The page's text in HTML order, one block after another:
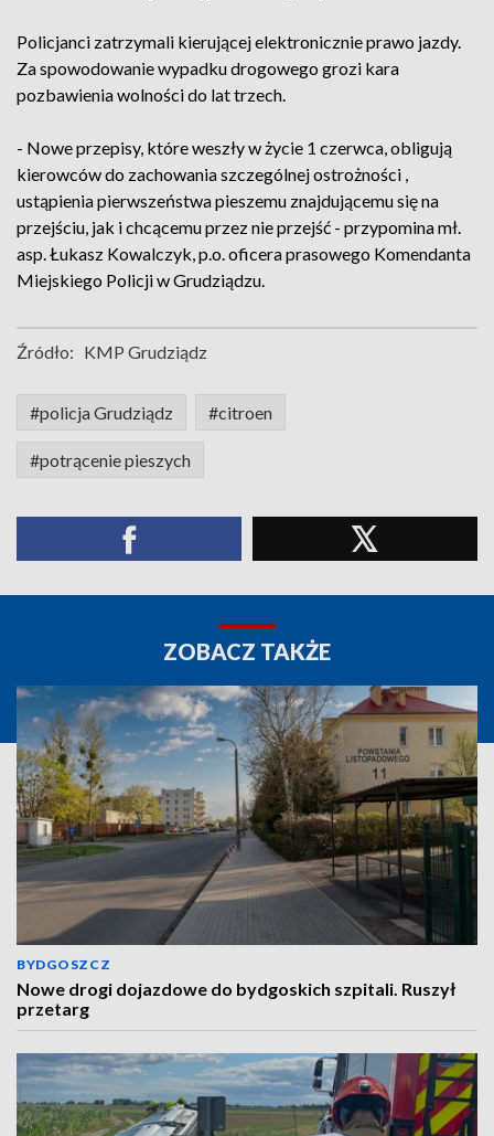
Policjanci zatrzymali kierującej elektronicznie prawo jazdy.
Za spowodowanie wypadku drogowego grozi kara
pozbawienia wolności do lat trzech.
- Nowe przepisy, które weszły w życie 1 czerwca, obligują
kierowców do zachowania szczególnej ostrożności ,
ustąpienia pierwszeństwa pieszemu znajdującemu się na
przejściu, jak i chcącemu przez nie przejść - przypomina mł.
asp. Łukasz Kowalczyk, p.o. oficera prasowego Komendanta
Miejskiego Policji w Grudziądzu.
Źródło: KMP Grudziądz
#policja Grudziądz #citroen
#potrącenie pieszych
ZOBACZ TAKŻE
BYDGOSZCZ
Nowe drogi dojazdowe do bydgoskich szpitali. Ruszył
przetarg